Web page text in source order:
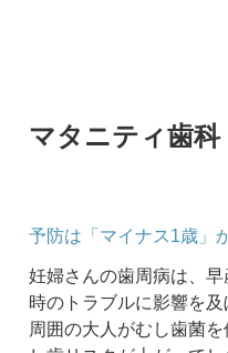
マタニティ歯科
予防は「マイナス1歳」
妊婦さんの歯周病は、
時のトラブルに影響を及
周囲の大人がむし歯菌